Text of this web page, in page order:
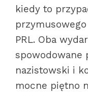
kiedy to
PRL. Oba
spowodowane
nazistowski i
mocne piętno